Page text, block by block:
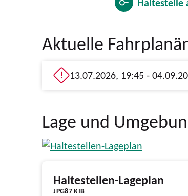
Aktuelle
Lage und
JPG87 KIB
Haltestellen-Lageplan